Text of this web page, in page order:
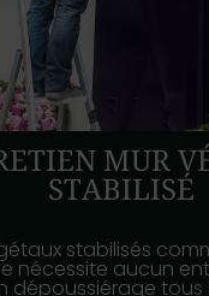
MUR
STABILISÉ
stabilisés
nécessite aucun
dépoussiérage tous